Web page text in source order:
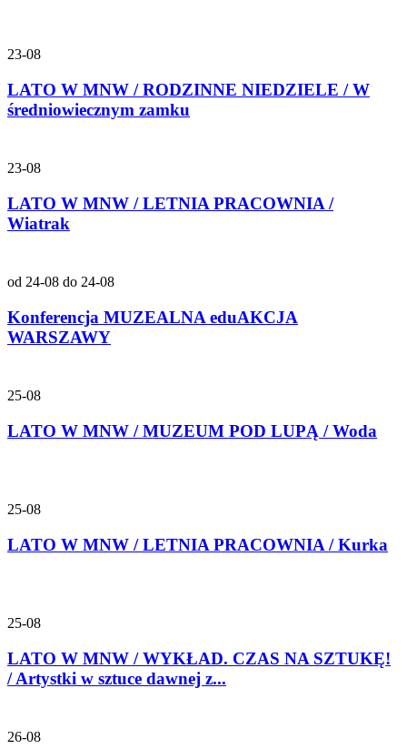
23-08
LATO W MNW / RODZINNE NIEDZIELE / W
średniowiecznym zamku
23-08
LATO W MNW / LETNIA PRACOWNIA /
Wiatrak
od 24-08 do 24-08
Konferencja MUZEALNA eduAKCJA
WARSZAWY
25-08
LATO W MNW / MUZEUM POD LUPĄ / Woda
25-08
LATO W MNW / LETNIA PRACOWNIA / Kurka
25-08
LATO W MNW / WYKŁAD. CZAS NA SZTUKĘ!
/ Artystki w sztuce dawnej z...
26-08